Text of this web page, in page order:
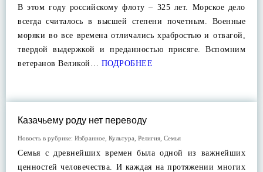
В этом году российскому флоту – 325 лет. Морское дело
всегда считалось в высшей степени почетным. Военные
моряки во все времена отличались храбростью и отвагой,
твердой выдержкой и преданностью присяге. Вспомним
ветеранов Великой… ПОДРОБНЕЕ
Казачьему роду нет переводу
Новость в рубрике: Избранное Культура Религия Семья
Семья с древнейших времен была одной из важнейших
ценностей человечества. И каждая на протяжении многих